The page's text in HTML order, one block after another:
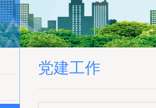
党建工作